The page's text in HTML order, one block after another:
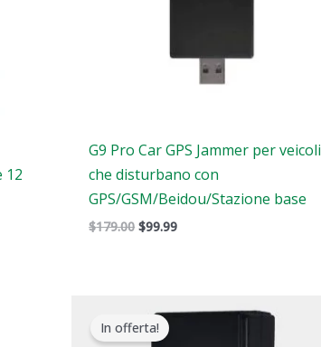
12
G9 Pro Car GPS Jammer per veicoli
che disturbano con
GPS/GSM/Beidou/Stazione base
$179.00 $99.99
In offerta!
prezzo
originale
prezzo